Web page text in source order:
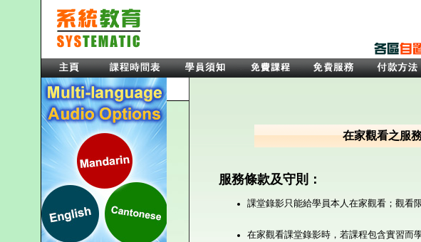
在家觀看之服
服務條款及守則：
課堂錄影只能給學員本人在家觀看；觀看
在家觀看課堂錄影時，若課程包含實習而